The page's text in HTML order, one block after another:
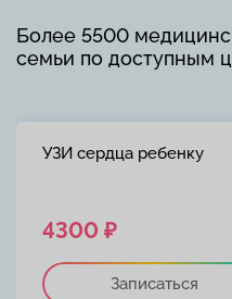
Более 5500
семьи по доступным
УЗИ сердца ребенку
4300 ₽
Записаться